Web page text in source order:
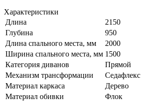
Характеристики
Длина
2150
Глубина
950
Длина спального места, мм
2000
Ширина спального места, мм 1500
Категория диванов
Прямой
Механизм трансформации
Седафлекс
Материал каркаса
Дерево
Материал обивки
Флок